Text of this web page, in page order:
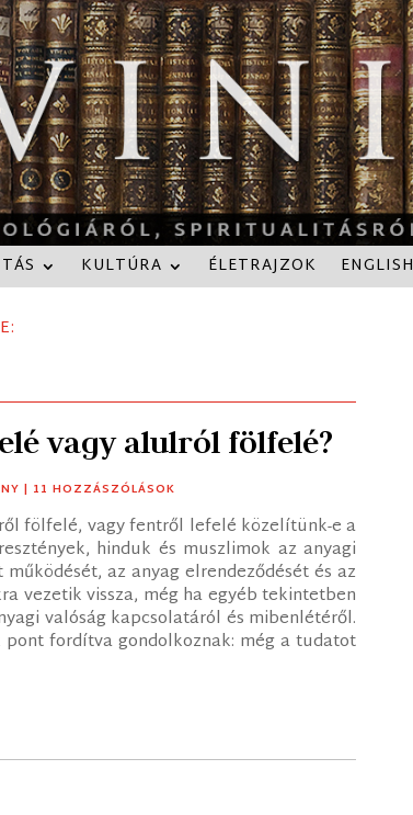
KULTÚRA ÉLETRAJZOK ENGLISH
vagy alulról fölfelé?
| 11 HOZZÁSZÓLÁSOK
fölfelé, vagy fentről lefelé közelítünk-e a
hinduk és muszlimok az anyagi
az anyag elrendeződését és az
vezetik vissza, még ha egyéb tekintetben
valóság kapcsolatáról és mibenlétéről.
fordítva gondolkoznak: még a tudatot